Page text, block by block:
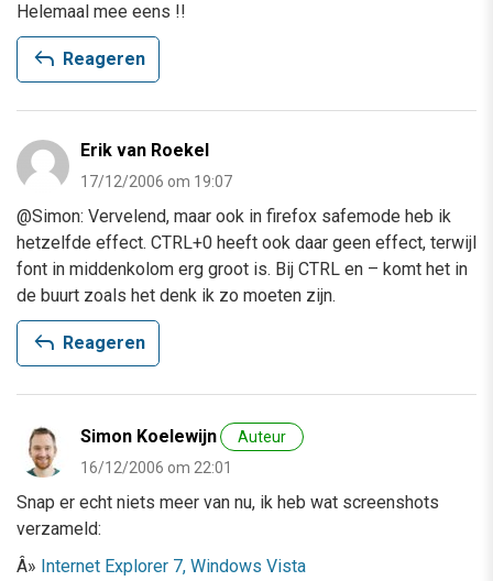
Helemaal mee eens !!
reply Reageren
Erik van Roekel
17/12/2006 om 19:07
@Simon: Vervelend, maar ook in firefox safemode heb ik
hetzelfde effect. CTRL+0 heeft ook daar geen effect, terwijl
font in middenkolom erg groot is. Bij CTRL en – komt het in
de buurt zoals het denk ik zo moeten zijn.
reply Reageren
Simon Koelewijn
Auteur
16/12/2006 om 22:01
Snap er echt niets meer van nu, ik heb wat screenshots
verzameld:
Â» Internet Explorer 7, Windows Vista